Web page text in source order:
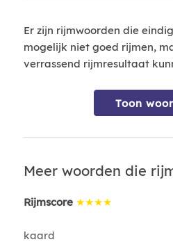
Er zijn rijmwoorden die
mogelijk niet goed rijmen,
verrassend rijmresultaat
Toon
Meer woorden die
Rijmscore ★★★★
kaard